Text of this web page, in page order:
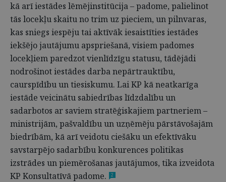
kā arī iestādes lēmējinstitūcija – padome, palielinot
tās locekļu skaitu no trim uz pieciem, un pilnvaras,
kas sniegs iespēju tai aktīvāk iesaistīties iestādes
iekšējo jautājumu apspriešanā, visiem padomes
locekļiem paredzot vienlīdzīgu statusu, tādējādi
nodrošinot iestādes darba nepārtrauktību,
caurspīdību un tiesiskumu. Lai KP kā neatkarīga
iestāde veicinātu sabiedrības līdzdalību un
sadarbotos ar saviem stratēģiskajiem partneriem –
ministrijām, pašvaldību un uzņēmēju pārstāvošajām
biedrībām, kā arī veidotu ciešāku un efektīvāku
savstarpējo sadarbību konkurences politikas
izstrādes un piemērošanas jautājumos, tika izveidota
KP Konsultatīvā padome.
2